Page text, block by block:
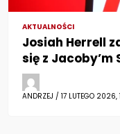
AKTUALNOŚCI
Josiah Herrell
się z Jacoby’m
ANDRZEJ / 17 LUTEGO 2026,